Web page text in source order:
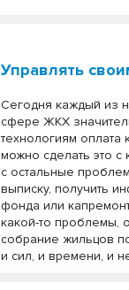
Управлять
Сегодня каждый из
сфере ЖКХ
технологиям оплата
можно сделать это
с остальные
выписку, получить
фонда или
какой-то проблемы,
собрание жильцов
и сил, и времени, и